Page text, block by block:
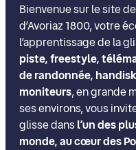
Bienvenue sur le site de
d’Avoriaz 1800, votre
l’apprentissage de la
piste, freestyle,
de randonnée,
moniteurs, en grande
ses environs, vous
glisse dansl’un des
monde, au cœur des